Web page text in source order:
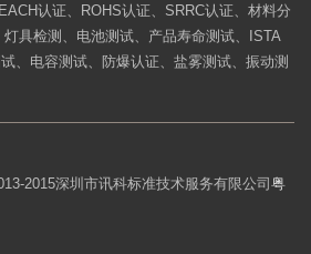
认证、ROHS认证、SRRC认证、材料分
具检测、电池测试、产品寿命测试、ISTA
、电容测试、防爆认证、盐雾测试、振动测
2015深圳市讯科标准技术服务有限公司 粤